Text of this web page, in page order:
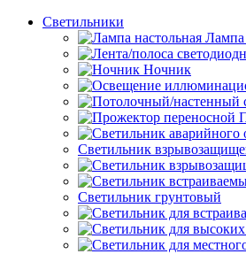
Светильники
Лампа
Ночник
Светильник
Светильник грунтовый